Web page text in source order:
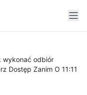
wykonać odbiór
Dostęp Zanim O 11:11